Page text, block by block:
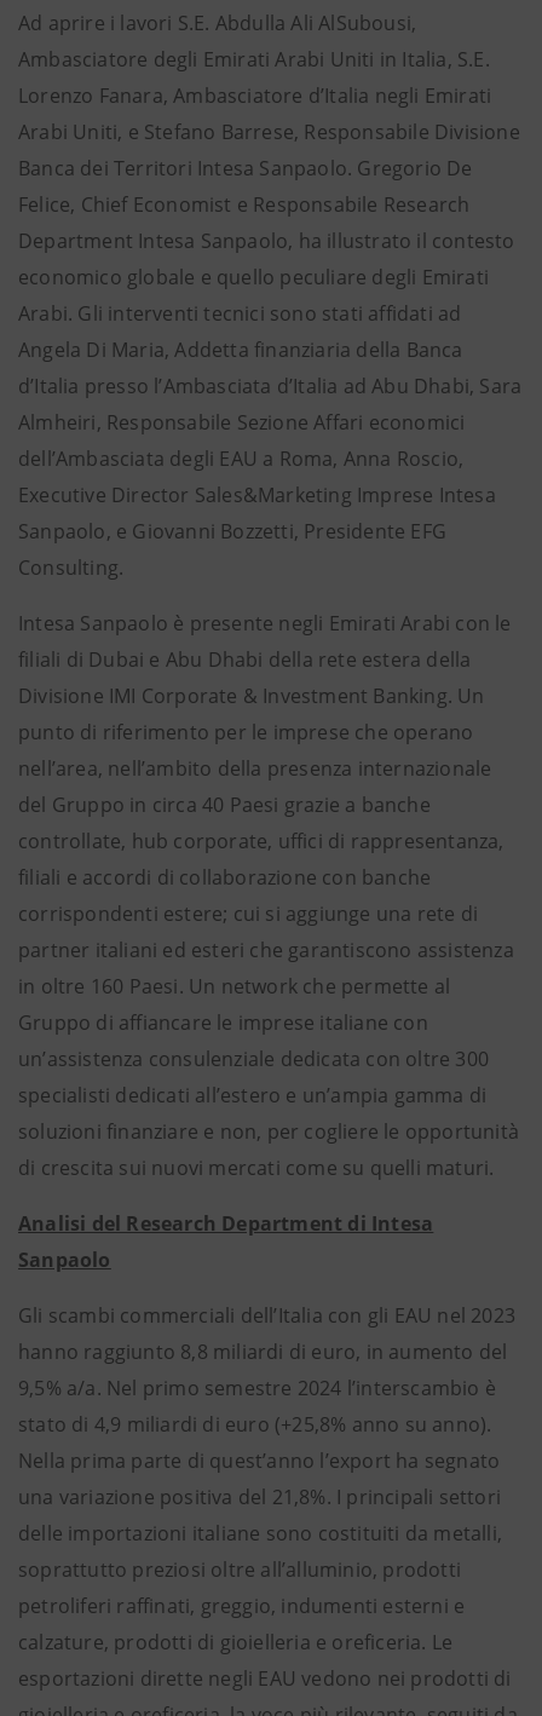
Ad aprire i lavori S.E. Abdulla Ali AlSubousi,
Ambasciatore degli Emirati Arabi Uniti in Italia, S.E.
Lorenzo Fanara, Ambasciatore d’Italia negli Emirati
Arabi Uniti, e Stefano Barrese, Responsabile Divisione
Banca dei Territori Intesa Sanpaolo. Gregorio De
Felice, Chief Economist e Responsabile Research
Department Intesa Sanpaolo, ha illustrato il contesto
economico globale e quello peculiare degli Emirati
Arabi. Gli interventi tecnici sono stati affidati ad
Angela Di Maria, Addetta finanziaria della Banca
d’Italia presso l’Ambasciata d’Italia ad Abu Dhabi, Sara
Almheiri, Responsabile Sezione Affari economici
dell’Ambasciata degli EAU a Roma, Anna Roscio,
Executive Director Sales&Marketing Imprese Intesa
Sanpaolo, e Giovanni Bozzetti, Presidente EFG
Consulting.
Intesa Sanpaolo è presente negli Emirati Arabi con le
filiali di Dubai e Abu Dhabi della rete estera della
Divisione IMI Corporate & Investment Banking. Un
punto di riferimento per le imprese che operano
nell’area, nell’ambito della presenza internazionale
del Gruppo in circa 40 Paesi grazie a banche
controllate, hub corporate, uffici di rappresentanza,
filiali e accordi di collaborazione con banche
corrispondenti estere; cui si aggiunge una rete di
partner italiani ed esteri che garantiscono assistenza
in oltre 160 Paesi. Un network che permette al
Gruppo di affiancare le imprese italiane con
un’assistenza consulenziale dedicata con oltre 300
specialisti dedicati all’estero e un’ampia gamma di
soluzioni finanziare e non, per cogliere le opportunità
di crescita sui nuovi mercati come su quelli maturi.
Analisi del Research Department di Intesa
Sanpaolo
Gli scambi commerciali dell’Italia con gli EAU nel 2023
hanno raggiunto 8,8 miliardi di euro, in aumento del
9,5% a/a. Nel primo semestre 2024 l’interscambio è
stato di 4,9 miliardi di euro (+25,8% anno su anno).
Nella prima parte di quest’anno l’export ha segnato
una variazione positiva del 21,8%. I principali settori
delle importazioni italiane sono costituiti da metalli,
soprattutto preziosi oltre all’alluminio, prodotti
petroliferi raffinati, greggio, indumenti esterni e
calzature, prodotti di gioielleria e oreficeria. Le
esportazioni dirette negli EAU vedono nei prodotti di